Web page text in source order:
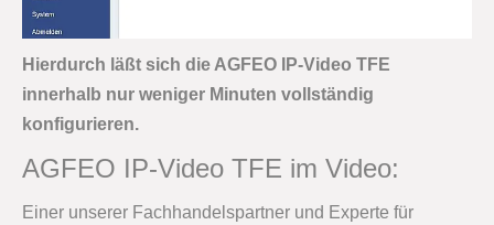
Hierdurch läßt sich die AGFEO IP-Video TFE
innerhalb nur weniger Minuten vollständig
konfigurieren.
AGFEO IP-Video TFE im Video:
Einer unserer Fachhandelspartner und Experte für